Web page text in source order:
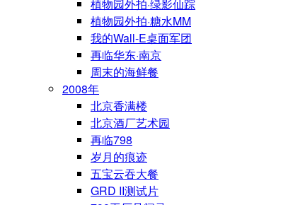
植物园外拍·绿影仙踪
植物园外拍·糖水MM
我的Wall-E桌面军团
再临华东·南京
周末的海鲜餐
2008年
北京香满楼
北京酒厂艺术园
再临798
岁月的痕迹
五宝云吞大餐
GRD II测试片